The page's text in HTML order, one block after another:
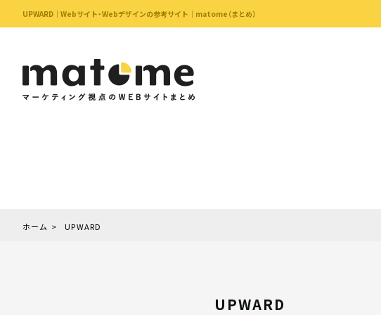
UPWARD｜Webサイト・Webデザインの参考サイト｜matome（まとめ）
ホーム UPWARD
UPWARD